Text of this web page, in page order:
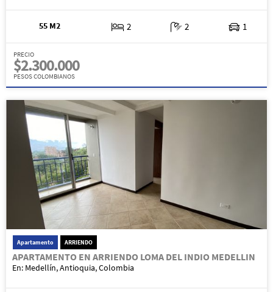
55 M2 2 2 1
PRECIO
$2.300.000
PESOS COLOMBIANOS
Apartamento ARRIENDO
APARTAMENTO EN ARRIENDO LOMA DEL INDIO MEDELLIN
En: Medellín, Antioquia, Colombia